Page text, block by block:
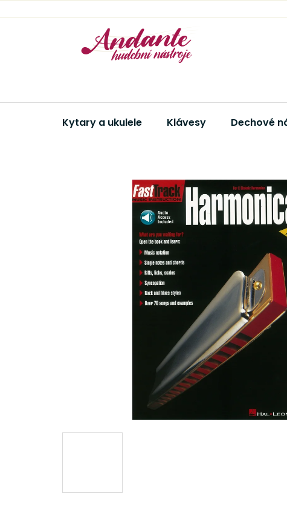
na
Kytary a ukulele Klávesy Dechové